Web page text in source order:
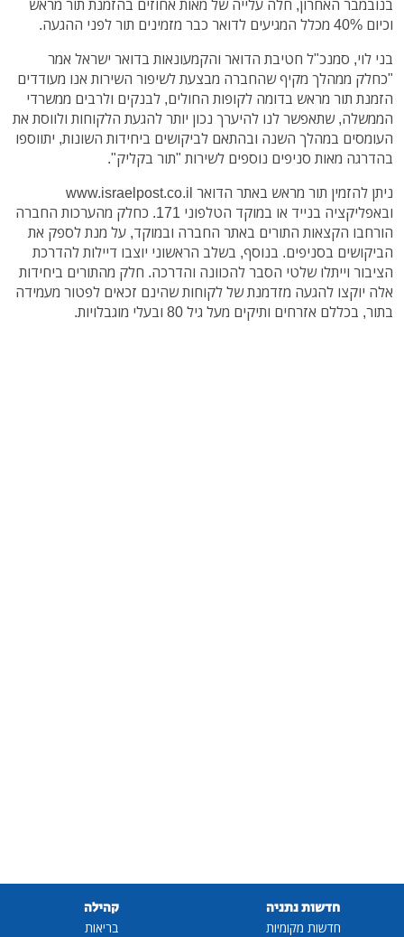
בנובמבר האחרון, חלה עלייה של מאות אחוזים בהזמנת תור מראש
וכיום 40% מכלל המגיעים לדואר כבר מזמינים תור לפני ההגעה.
בני לוי, סמנכ"ל חטיבת הדואר והקמעונאות בדואר ישראל אמר
"כחלק ממהלך מקיף שהחברה מבצעת לשיפור השירות אנו מעודדים
הזמנת תור מראש בדומה לקופות החולים, לבנקים ולרבים ממשרדי
הממשלה, שתאפשר לנו להיערך נכון יותר להגעת הלקוחות ולווסת את
העומסים במהלך השנה ובהתאם לביקושים ביחידות השונות, יתווספו
בהדרגה מאות סניפים נוספים לשירות "תור בקליק".
ניתן להזמין תור מראש באתר הדואר www.israelpost.co.il
ובאפליקציה בנייד או במוקד הטלפוני 171. כחלק מהערכות החברה
הורחבו הקצאות התורים באתר החברה ובמוקד, על מנת לספק את
הביקושים בסניפים. בנוסף, בשלב הראשוני יוצבו דיילות להדרכת
הציבור וייתלו שלטי הסבר להכוונה והדרכה. חלק מהתורים ביחידות
אלה יוקצו להגעה מזדמנת של לקוחות שהינם זכאים לפטור מעמידה
בתור, בכללם אזרחים ותיקים מעל גיל 80 ובעלי מוגבלויות.
חדשות נתניה
חדשות מקומיות
קהילה
בריאות